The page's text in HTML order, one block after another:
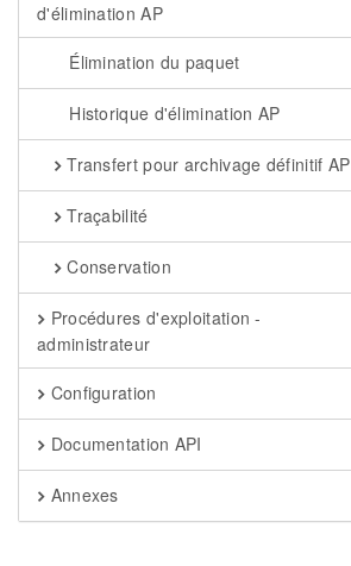
d'élimination AP
Élimination du paquet
Historique d'élimination AP
Transfert pour archivage définitif AP
Traçabilité
Conservation
Procédures d'exploitation -
administrateur
Configuration
Documentation API
Annexes